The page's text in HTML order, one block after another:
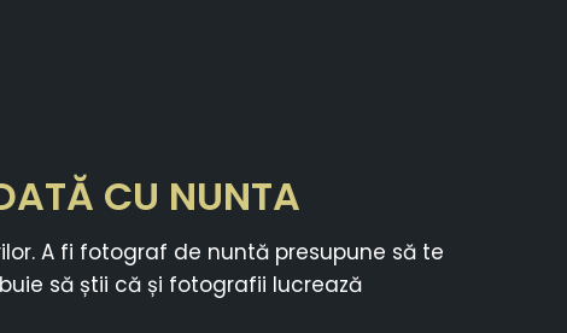
CU NUNTA
A fi fotograf de nuntă presupune să te
să știi că și fotografii lucrează